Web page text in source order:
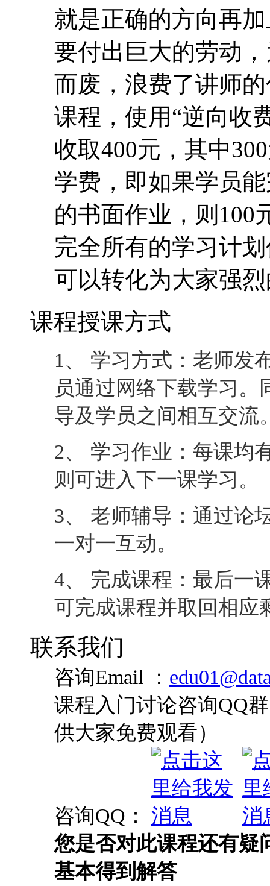
就是正确的方向再
要付出巨大的劳动
而废，浪费了讲师
课程，使用“逆向收
收取400元，其中
学费，即如果学员
的书面作业，则100
完全所有的学习计
可以转化为大家强
课程授课方式
1、 学习方式：老师发
员通过网络下载学习
导及学员之间相互交流
2、 学习作业：每课均
则可进入下一课学习。
3、 老师辅导：通过论
一对一互动。
4、 完成课程：最后一
可完成课程并取回相应
联系我们
咨询Email ：
课程入门讨论咨询QQ
供大家免费观看）
咨询QQ：
您是否对此课程还有疑
基本得到解答